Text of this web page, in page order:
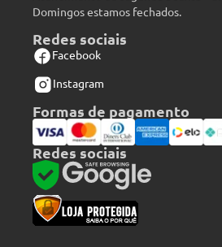
Domingos estamos fechados.
Redes sociais
Facebook
Instagram
Formas de pagamento
Redes sociais